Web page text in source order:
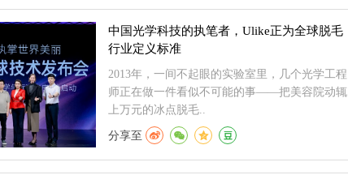
中国光学科技的执笔者，Ulike正为全球脱毛
行业定义标准
2013年，一间不起眼的实验室里，几个光学工程
师正在做一件看似不可能的事——把美容院动辄
上万元的冰点脱毛..
分享至